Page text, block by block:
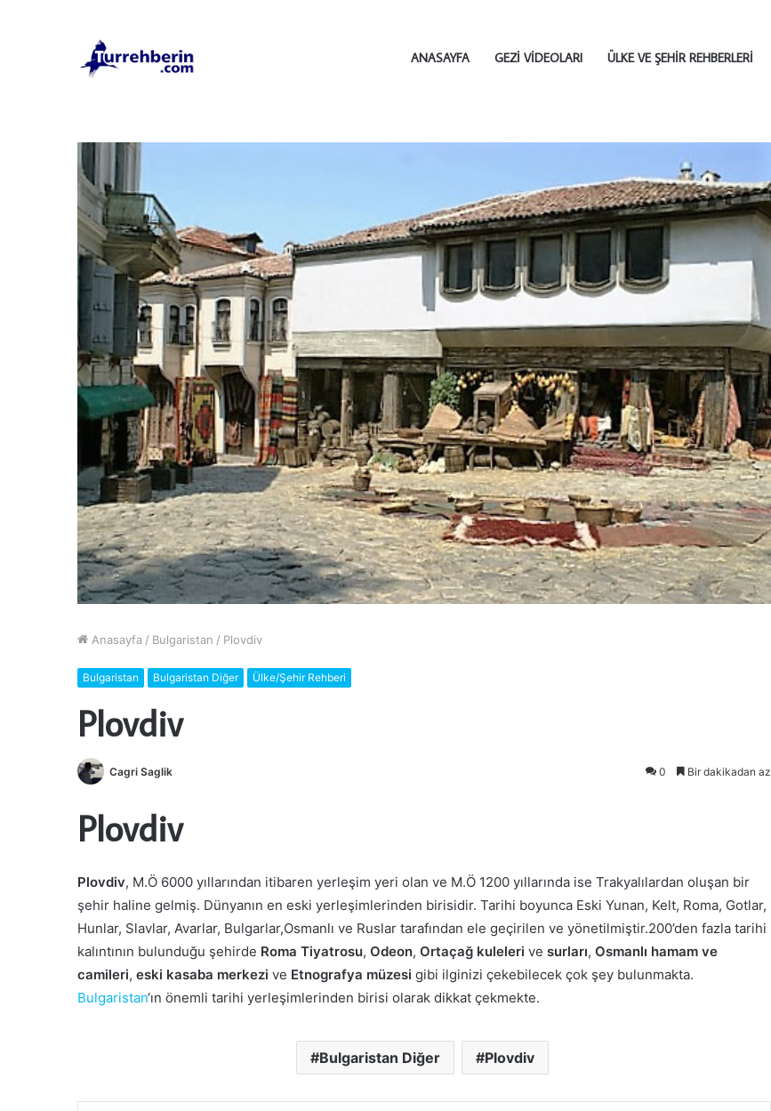
ANASAYFA GEZI VIDEOLARI ÜLKE VE ŞEHIR REHBERLERI
Anasayfa / Bulgaristan / Plovdiv
Bulgaristan Bulgaristan Diğer Ülke/Şehir Rehberi
Plovdiv
Cagri Saglik 0 Bir dakikadan az
Plovdiv
Plovdiv, M.Ö 6000 yıllarından itibaren yerleşim yeri olan ve M.Ö 1200 yıllarında ise Trakyalılardan oluşan bir
şehir haline gelmiş. Dünyanın en eski yerleşimlerinden birisidir. Tarihi boyunca Eski Yunan, Kelt, Roma, Gotlar,
Hunlar, Slavlar, Avarlar, Bulgarlar,Osmanlı ve Ruslar tarafından ele geçirilen ve yönetilmiştir.200’den fazla tarihi
kalıntının bulunduğu şehirde Roma Tiyatrosu, Odeon, Ortaçağ kuleleri ve surları, Osmanlı hamam ve
camileri, eski kasaba merkezi ve Etnografya müzesi gibi ilginizi çekebilecek çok şey bulunmakta.
Bulgaristan‘ın önemli tarihi yerleşimlerinden birisi olarak dikkat çekmekte.
Bulgaristan Diğer Plovdiv